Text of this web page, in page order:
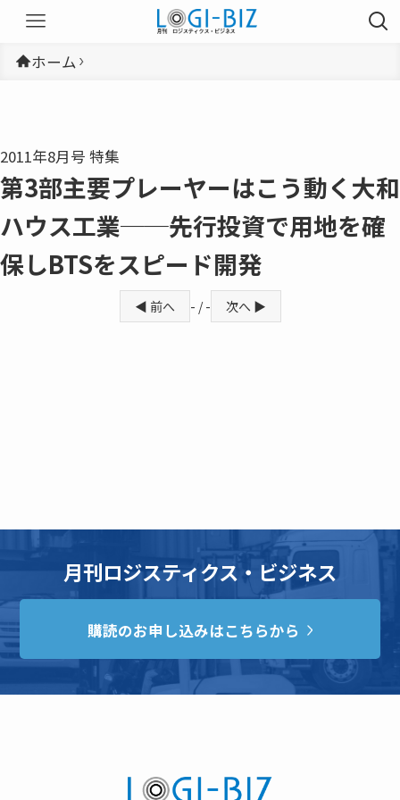
ホーム
2011年8月号 特集
第3部主要プレーヤーはこう動く大和
ハウス工業──先行投資で用地を確
保しBTSをスピード開発
◀ 前へ - / - 次へ ▶
月刊ロジスティクス・ビジネス
購読のお申し込みはこちらから